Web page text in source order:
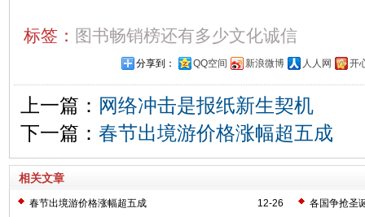
标签： 图书畅销榜还有多少文化诚信
分享到： QQ空间 新浪微博 人人网 开
上一篇： 网络冲击是报纸新生契机
下一篇： 春节出境游价格涨幅超五成
相关文章
12-26
春节出境游价格涨幅超五成
各国争抢圣